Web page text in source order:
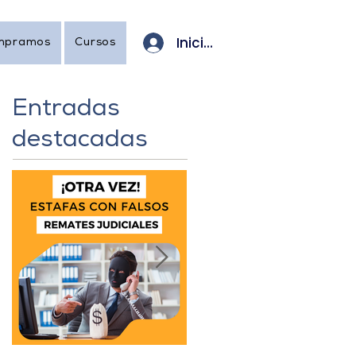
Cursos Iniciar sesión
Entradas
destacadas